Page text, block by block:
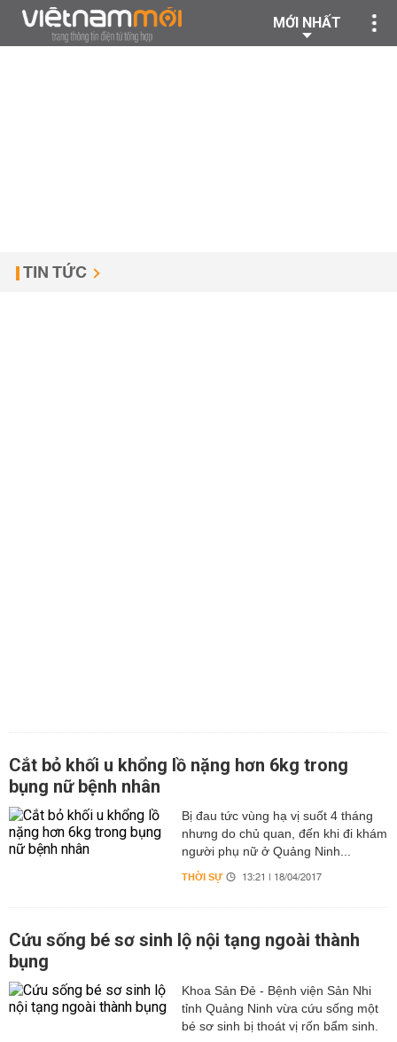
MỚI NHẤT
TIN TỨC
Cắt bỏ khối u khổng lồ nặng hơn 6kg trong
bụng nữ bệnh nhân
Bị đau tức vùng hạ vị suốt 4 tháng
nhưng do chủ quan, đến khi đi khám
người phụ nữ ở Quảng Ninh...
THỜI SỰ 13:21 | 18/04/2017
Cứu sống bé sơ sinh lộ nội tạng ngoài thành
bụng
Khoa Sản Đẻ - Bệnh viện Sản Nhi
tỉnh Quảng Ninh vừa cứu sống một
bé sơ sinh bị thoát vị rốn bẩm sinh.